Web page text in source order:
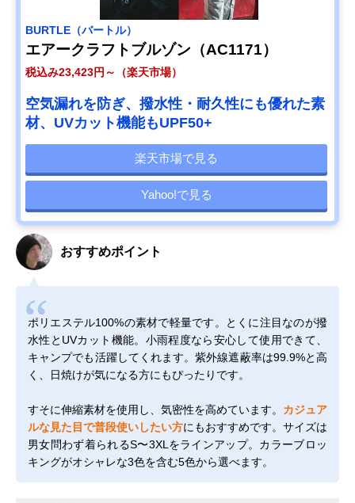
BURTLE（バートル）
エアークラフトブルゾン（AC1171）
税込み23,423円～（楽天市場）
空気漏れを防ぎ、撥水性・耐久性にも優れた素
材、UVカット機能もUPF50+
楽天市場で見る
Yahoo!で見る
おすすめポイント
ポリエステル100%の素材で軽量です。とくに注目なのが撥
水性とUVカット機能。小雨程度なら安心して使用できて、
キャンプでも活躍してくれます。紫外線遮蔽率は99.9%と高
く、日焼けが気になる方にもぴったりです。
すそに伸縮素材を使用し、気密性を高めています。 カジュア
ルな見た目で普段使いしたい方にもおすすめです。サイズは
男女問わず着られるS〜3XLをラインアップ。カラーブロッ
キングがオシャレな3色を含む5色から選べます。